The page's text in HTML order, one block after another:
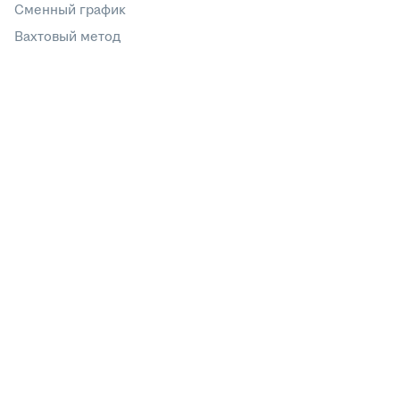
Сменный график
Вахтовый метод